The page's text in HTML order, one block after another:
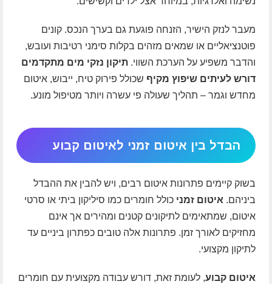
מעבר לנזק הישיר, הזנחה פוגעת גם בערך הנכס. קונים
פוטנציאליים או שמאים מזהים בקלות סימני רטיבות ועובש,
והדבר משפיע על הערכת השווי. תיקון נזקי מים מתקדמים
דורש לעיתים שיפוץ מקיף שכולל פירוק טיח, ייבוש, איטום
מחדש וגמר – תהליך שעולה פי עשרה ויותר מטיפול מונע.
הבדל בין איטום זמני לאיטום קבוע
בשוק קיימים פתרונות איטום רבים, ויש להבין את ההבדל
ביניהם. איטום זמני כולל חומרים כמו סיליקון ביתי או סרטי
איטום, שמתאימים לתיקונים קטנים ומהירים אך אינם
מחזיקים לאורך זמן. פתרונות אלה טובים כפתרון ביניים עד
לתיקון מקצועי.
איטום קבוע, לעומת זאת, דורש עבודה מקצועית עם חומרים